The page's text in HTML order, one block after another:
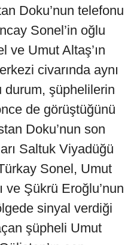
Doku’nun telefonu
Sonel’in oğlu
ve Umut Altaş’ın
civarında aynı
şüphelilerin
de görüştüğünü
Doku’nun son
Saltuk Viyadüğü
Sonel, Umut
ve Şükrü Eroğlu’nun
sinyal verdiği
şüpheli Umut